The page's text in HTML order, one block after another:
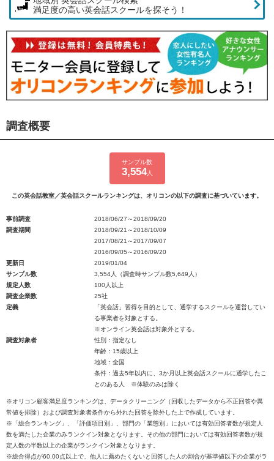
満足度の高い英会話スクールを探そう！
調査概要
サンプル数
3,554人
この英会話教室／英会話スクールランキングは、オリコンの以下の調査に基づいています。
事前調査
2018/06/27～2018/09/20
調査期間
2018/09/21～2018/10/09
2017/08/21～2017/09/07
2016/09/05～2016/09/20
更新日
2019/01/04
サンプル数
3,554人（調査時サンプル数5,649人）
規定人数
100人以上
調査企業数
25社
定義
「英会話」習得を目的として、通学するスクールを運営してい
る事業者を対象とする。
※オンライン英会話は対象外とする。
調査対象者
性別：指定なし
年齢：15歳以上
地域：全国
条件：過去5年以内に、3か月以上英会話スクールに通学したこ
とのある人 ※体験のみは除く
※オリコン顧客満足度ランキングは、データクリーニング（回収したデータから不正回答や異
常値を排除）および調査対象者条件から外れた回答を除外した上で作成しています。
※「総合ランキング」、「評価項目別」、部門の「業態別」においては有効回答者数が規定人
数を満たした企業のみランクイン対象となります。その他の部門においては有効回答者数が規
定人数の半数以上の企業がランクイン対象となります。
※総合得点が60.00点以上で、他人に薦めたくないと回答した人の割合が基準値以下の企業がラ